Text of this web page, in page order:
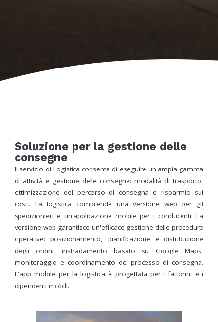
Soluzione per la gestione delle
consegne
Il servizio di Logistica consente di eseguire un'ampia gamma
di attività e gestione delle consegne: modalità di trasporto,
ottimizzazione del percorso di consegna e risparmio sui
costi. La logistica comprende una versione web per gli
spedizionieri e un'applicazione mobile per i conducenti. La
versione web garantisce un'efficace gestione delle procedure
operative: posizionamento, pianificazione e distribuzione
degli ordini, instradamento basato su Google Maps,
monitoraggio e coordinamento del processo di consegna.
L'app mobile per la logistica è progettata per i fattorini e i
dipendenti mobili.